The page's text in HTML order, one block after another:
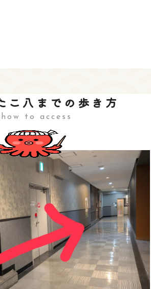
こ八までの歩き方
how to access